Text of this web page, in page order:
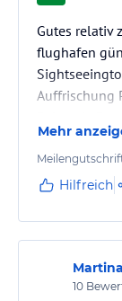
Gutes relativ
flughafen
Auffrischung
Mehr
Hilfreich
Martina
10